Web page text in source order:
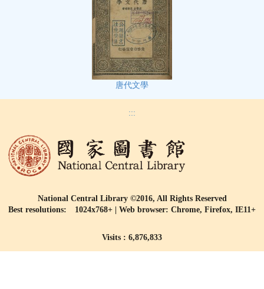
唐代文學
:::
National Central Library ©2016, All Rights Reserved
Best resolutions: 1024x768+ | Web browser: Chrome, Firefox, IE11+
Visits : 6,876,833